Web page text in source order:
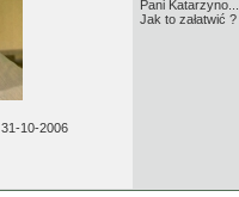
10-2006
Pani
Jak to załatwić ?